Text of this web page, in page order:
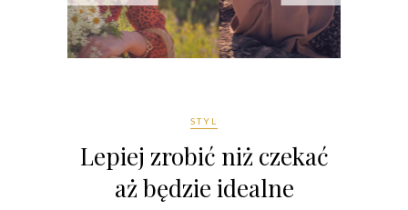
STYL
Lepiej zrobić niż czekać
aż będzie idealne